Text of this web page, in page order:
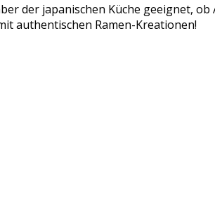
der japanischen Küche geeignet,
authentischen Ramen-Kreationen!